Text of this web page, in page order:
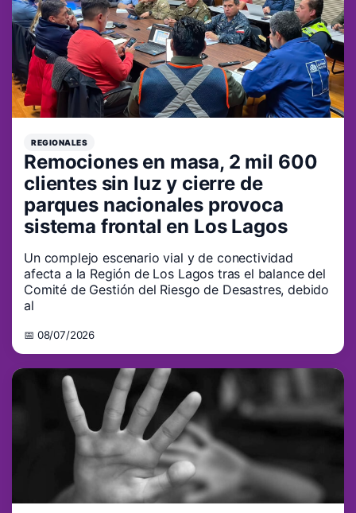
REGIONALES
Remociones en masa, 2 mil 600
clientes sin luz y cierre de
parques nacionales provoca
sistema frontal en Los Lagos
Un complejo escenario vial y de conectividad
afecta a la Región de Los Lagos tras el balance del
Comité de Gestión del Riesgo de Desastres, debido
al
📅 08/07/2026